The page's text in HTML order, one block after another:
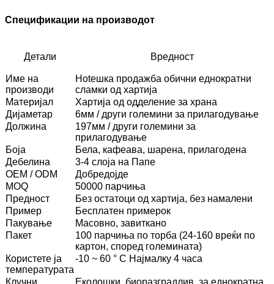
Спецификации на производот
Детали Вредност
Име на
производи
Hotешка продажба обични еднократни
сламки од хартија
Материјал
Хартија од одделение за храна
Дијаметар
6мм / други големини за прилагодување
Должина
197мм / други големини за
прилагодување
Боја
Бела, кафеава, шарена, прилагодена
Дебелина
3-4 слоја на Папе
OEM / ODM
Добредојде
MOQ
50000 парчиња
Предност
Без остатоци од хартија, без намалени
Пример
Бесплатен примерок
Пакување
Масовно, завиткано
Пакет
100 парчиња по торба (24-160 вреќи по
картон, според големината)
Користете ја
температурата
-10 ~ 60 ° C Најмалку 4 часа